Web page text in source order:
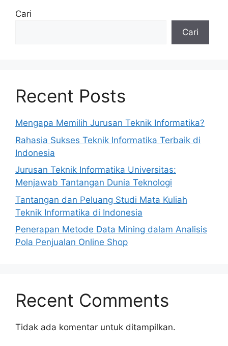
Cari
Cari
Recent Posts
Mengapa Memilih Jurusan Teknik Informatika?
Rahasia Sukses Teknik Informatika Terbaik di
Indonesia
Jurusan Teknik Informatika Universitas:
Menjawab Tantangan Dunia Teknologi
Tantangan dan Peluang Studi Mata Kuliah
Teknik Informatika di Indonesia
Penerapan Metode Data Mining dalam Analisis
Pola Penjualan Online Shop
Recent Comments
Tidak ada komentar untuk ditampilkan.